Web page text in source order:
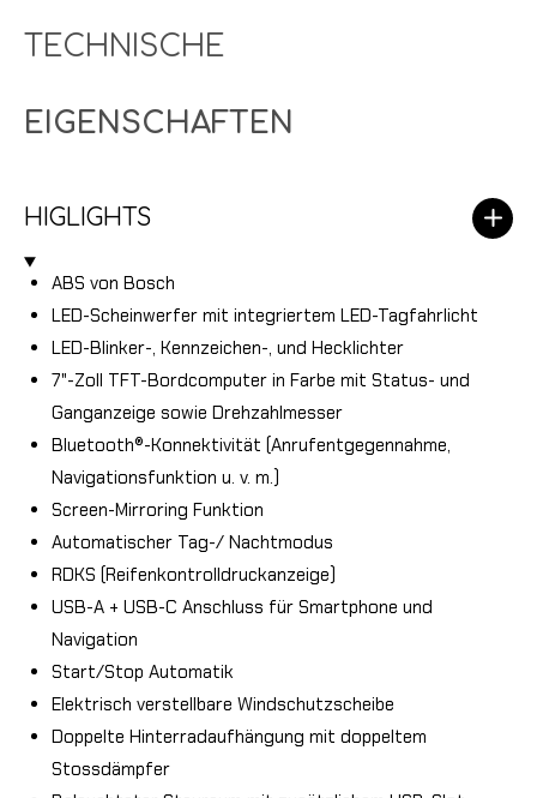
TECHNISCHE
EIGENSCHAFTEN
HIGLIGHTS
ABS von Bosch
LED-Scheinwerfer mit integriertem LED-Tagfahrlicht
LED-Blinker-, Kennzeichen-, und Hecklichter
7"-Zoll TFT-Bordcomputer in Farbe mit Status- und
Ganganzeige sowie Drehzahlmesser
Bluetooth®-Konnektivität (Anrufentgegennahme,
Navigationsfunktion u. v. m.)
Screen-Mirroring Funktion
Automatischer Tag-/ Nachtmodus
RDKS (Reifenkontrolldruckanzeige)
USB-A + USB-C Anschluss für Smartphone und
Navigation
Start/Stop Automatik
Elektrisch verstellbare Windschutzscheibe
Doppelte Hinterradaufhängung mit doppeltem
Stossdämpfer